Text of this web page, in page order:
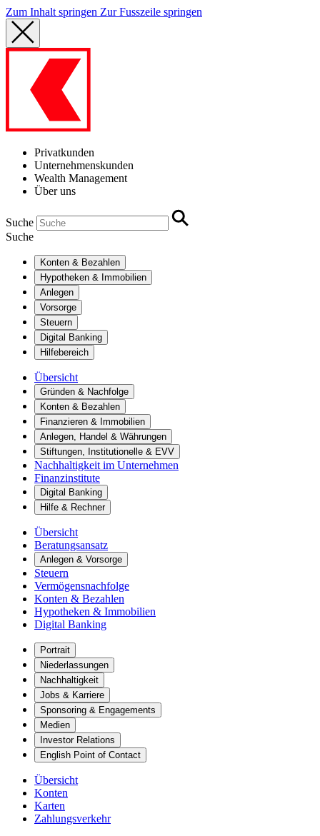
Zum Inhalt springen Zur Fusszeile springen
Privatkunden
Unternehmenskunden
Wealth Management
Über uns
Suche
Suche
Konten & Bezahlen
Hypotheken & Immobilien
Anlegen
Vorsorge
Steuern
Digital Banking
Hilfebereich
Übersicht
Gründen & Nachfolge
Konten & Bezahlen
Finanzieren & Immobilien
Anlegen, Handel & Währungen
Stiftungen, Institutionelle & EVV
Nachhaltigkeit im Unternehmen
Finanzinstitute
Digital Banking
Hilfe & Rechner
Übersicht
Beratungsansatz
Anlegen & Vorsorge
Steuern
Vermögensnachfolge
Konten & Bezahlen
Hypotheken & Immobilien
Digital Banking
Portrait
Niederlassungen
Nachhaltigkeit
Jobs & Karriere
Sponsoring & Engagements
Medien
Investor Relations
English Point of Contact
Übersicht
Konten
Karten
Zahlungsverkehr